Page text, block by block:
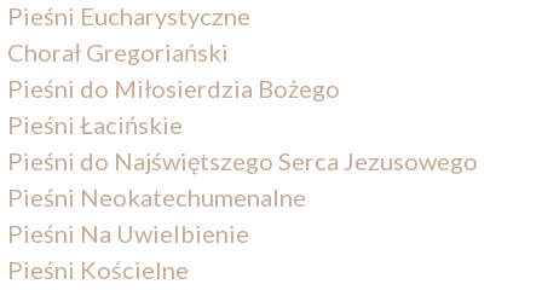
Pieśni Eucharystyczne
Chorał Gregoriański
Pieśni do Miłosierdzia Bożego
Pieśni Łacińskie
Pieśni do Najświętszego Serca Jezusowego
Pieśni Neokatechumenalne
Pieśni Na Uwielbienie
Pieśni Kościelne